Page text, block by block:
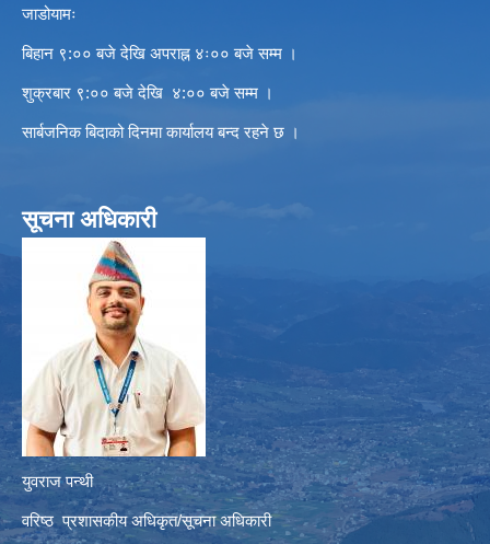
जाडोयामः
बिहान ९:०० बजे देखि अपराह्न ४ः०० बजे सम्म ।
शुक्रबार ९:०० बजे देखि ४:०० बजे सम्म ।
सार्बजनिक बिदाको दिनमा कार्यालय बन्द रहने छ ।
सूचना अधिकारी
युवराज पन्थी
वरिष्ठ प्रशासकीय अधिकृत/सूचना अधिकारी